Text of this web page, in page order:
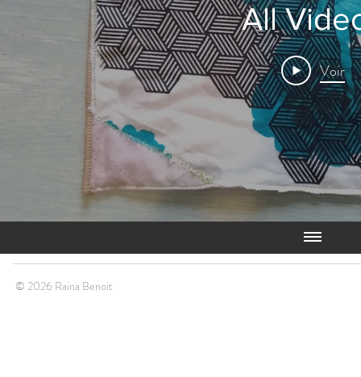
All
Voir
© 2026 Raina Benoit